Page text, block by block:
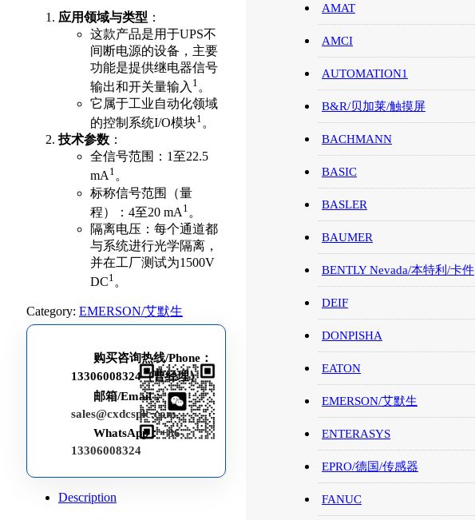
应用领域与类型 ：
这款产品是用于UPS不
间断电源的设备，主要
功能是提供继电器信号
输出和开关量输入 1 。
它属于工业自动化领域
的控制系统I/O模块1 。
技术参数 ：
全信号范围：1至22.5
mA1。
标称信号范围（量
程）：4至20 mA 1 。
隔离电压：每个通道都
与系统进行光学隔离，
并在工厂测试为1500V
DC1 。
Category: EMERSON/艾默生
购买咨询热线/Phone：
13306008324（曹经理）
邮箱/Email：
sales@cxdcsplc.com
WhatsApp：+86-
13306008324
Description
AMAT
AMCI
AUTOMATION1
B&R/贝加莱/触摸屏
BACHMANN
BASIC
BASLER
BAUMER
BENTLY Nevada/本特利/卡件
DEIF
DONPISHA
EATON
EMERSON/艾默生
ENTERASYS
EPRO/德国/传感器
FANUC